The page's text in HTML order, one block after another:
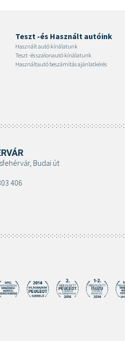
Teszt -és Használt autóink
Használt autó kínálatunk
Teszt -és szalonautó kínálatunk
Használtautó beszámítás ajánlatkérés
Budai út
406